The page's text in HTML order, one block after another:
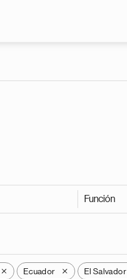
Función
X Ecuador X El Salvador